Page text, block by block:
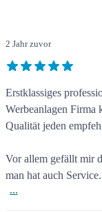
2 Jahr zuvor
Erstklassiges
Werbeanlagen Firma
Qualität jeden
Vor allem gefällt mir
man hat auch Service.
...